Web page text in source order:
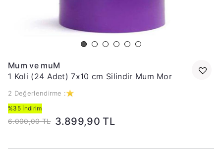
Mum ve muM
1 Koli (24 Adet) 7x10 cm Silindir Mum Mor
2 Değerlendirme :
%35 İndirim
6.000,00 TL 3.899,90 TL